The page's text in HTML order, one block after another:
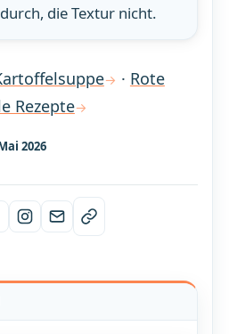
die Textur nicht.
· Rote
Rezepte
2026